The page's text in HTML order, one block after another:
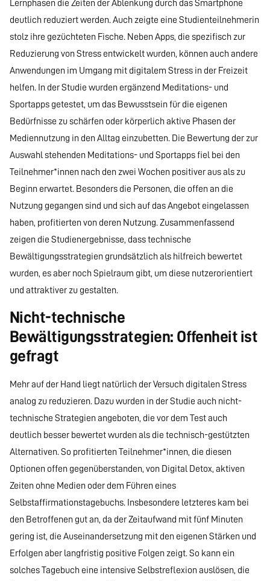
Lernphasen die Zeiten der Ablenkung durch das Smartphone
deutlich reduziert werden. Auch zeigte eine Studienteilnehmerin
stolz ihre gezüchteten Fische. Neben Apps, die spezifisch zur
Reduzierung von Stress entwickelt wurden, können auch andere
Anwendungen im Umgang mit digitalem Stress in der Freizeit
helfen. In der Studie wurden ergänzend Meditations- und
Sportapps getestet, um das Bewusstsein für die eigenen
Bedürfnisse zu schärfen oder körperlich aktive Phasen der
Mediennutzung in den Alltag einzubetten. Die Bewertung der zur
Auswahl stehenden Meditations- und Sportapps fiel bei den
Teilnehmer*innen nach den zwei Wochen positiver aus als zu
Beginn erwartet. Besonders die Personen, die offen an die
Nutzung gegangen sind und sich auf das Angebot eingelassen
haben, profitierten von deren Nutzung. Zusammenfassend
zeigen die Studienergebnisse, dass technische
Bewältigungsstrategien grundsätzlich als hilfreich bewertet
wurden, es aber noch Spielraum gibt, um diese nutzerorientiert
und attraktiver zu gestalten.
Nicht-technische
Bewältigungsstrategien: Offenheit ist
gefragt
Mehr auf der Hand liegt natürlich der Versuch digitalen Stress
analog zu reduzieren. Dazu wurden in der Studie auch nicht-
technische Strategien angeboten, die vor dem Test auch
deutlich besser bewertet wurden als die technisch-gestützten
Alternativen. So profitierten Teilnehmer*innen, die diesen
Optionen offen gegenüberstanden, von Digital Detox, aktiven
Zeiten ohne Medien oder dem Führen eines
Selbstaffirmationstagebuchs. Insbesondere letzteres kam bei
den Betroffenen gut an, da der Zeitaufwand mit fünf Minuten
gering ist, die Auseinandersetzung mit den eigenen Stärken und
Erfolgen aber langfristig positive Folgen zeigt. So kann ein
solches Tagebuch eine intensive Selbstreflexion auslösen, die